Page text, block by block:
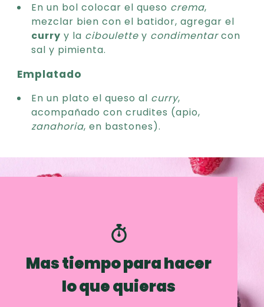
En un bol colocar el queso crema,
mezclar bien con el batidor, agregar el
curry y la ciboulette y condimentarcon
sal y pimienta.
Emplatado
En un plato el queso al curry,
acompañado con crudites (apio,
zanahoria, en bastones).
Mas tiempo para hacer
lo que quieras